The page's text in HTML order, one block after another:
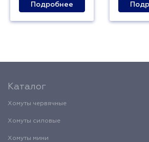
Подробнее
Каталог
Хомуты червячные
Хомуты силовые
Хомуты мини